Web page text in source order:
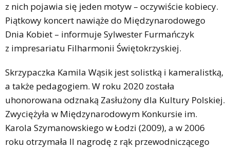
z nich pojawia się jeden motyw – oczywiście kobiecy.
Piątkowy koncert nawiąże do Międzynarodowego
Dnia Kobiet – informuje Sylwester Furmańczyk
z impresariatu Filharmonii Świętokrzyskiej.
Skrzypaczka Kamila Wąsik jest solistką i kameralistką,
a także pedagogiem. W roku 2020 została
uhonorowana odznaką Zasłużony dla Kultury Polskiej.
Zwyciężyła w Międzynarodowym Konkursie im.
Karola Szymanowskiego w Łodzi (2009), a w 2006
roku otrzymała II nagrodę z rąk przewodniczącego